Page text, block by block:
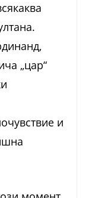
„цар“
и